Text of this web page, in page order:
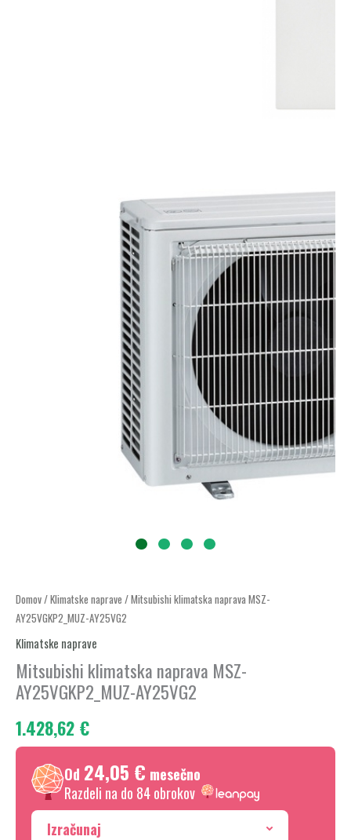
Domov/Klimatske naprave / Mitsubishi klimatska naprava MSZ-
AY25VGKP2_MUZ-AY25VG2
Klimatske naprave
Mitsubishi klimatska naprava MSZ-
AY25VGKP2_MUZ-AY25VG2
1.428,62 €
Od 24,05 € mesečno
Razdeli na do 84 obrokov
Izračunaj
Mitsubishi
klimatska
naprava
MSZ-
AY25VGKP2_MUZ-
količina